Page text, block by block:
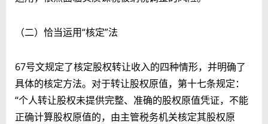
（二）恰当运用“核定”法
67号文规定了核定股权转让收入的四种情形，并明确了
具体的核定方法。对于转让股权原值，第十七条规定：
“个人转让股权未提供完整、准确的股权原值凭证，不能
正确计算股权原值的，由主管税务机关核定其股权原